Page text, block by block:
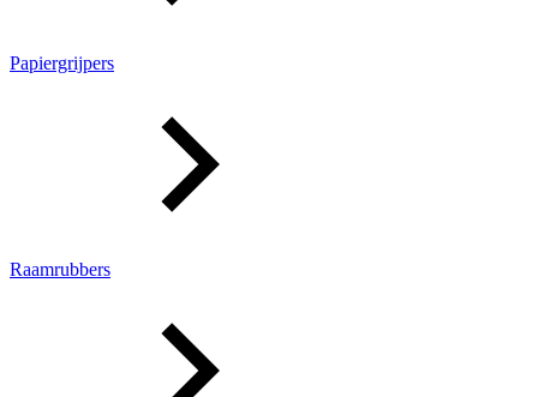
Papiergrijpers
Raamrubbers